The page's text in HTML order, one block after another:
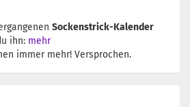
Sockenstrick-Kalender
ihn: mehr
immer mehr! Versprochen.